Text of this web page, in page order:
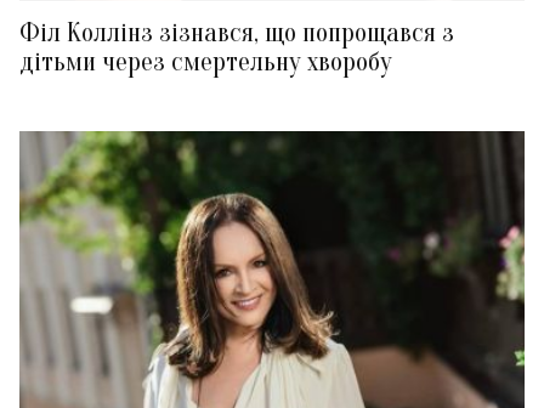
Філ Коллінз зізнався, що попрощався з
дітьми через смертельну хворобу